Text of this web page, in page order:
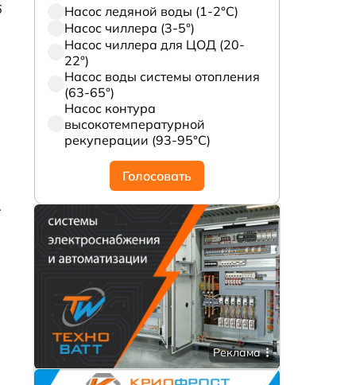
Насос ледяной воды (1-2°С)
Насос чиллера (3-5°)
Насос чиллера для ЦОД (20-
22°)
Насос воды системы отопления
(63-65°)
Насос контура
высокотемпературной
рекуперации (93-95°С)
Голосовать
Реклама